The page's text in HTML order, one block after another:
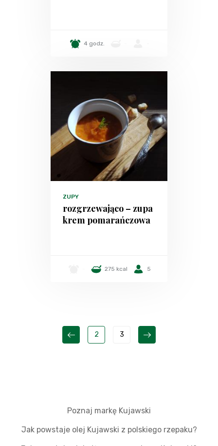
4 godz.
ZUPY
rozgrzewająco – zupa
krem pomarańczowa
275 kcal 5
2 3
Poznaj markę Kujawski
Jak powstaje olej Kujawski z polskiego rzepaku?